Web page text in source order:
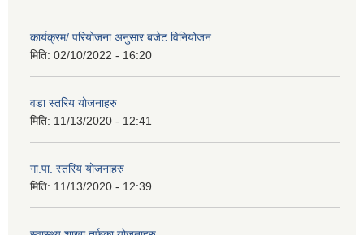
कार्यक्रम/ परियोजना अनुसार बजेट विनियोजन
मिति: 02/10/2022 - 16:20
वडा स्तरिय योजनाहरु
मिति: 11/13/2020 - 12:41
गा.पा. स्तरिय योजनाहरु
मिति: 11/13/2020 - 12:39